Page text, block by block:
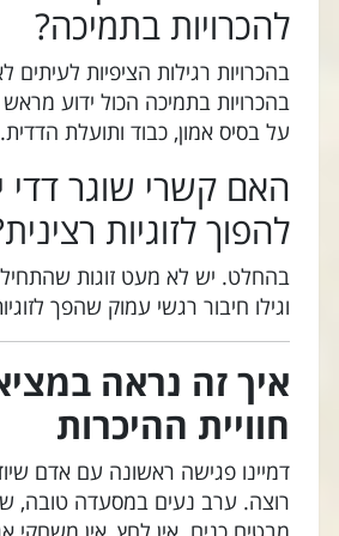
להכרויות בתמיכה?
בהכרויות רגילות הציפיות לעיתים
בהכרויות בתמיכה הכול ידוע
על בסיס אמון, כבוד ותועלת הדדית.
האם קשרי שוגר דדי
להפוך לזוגיות
בהחלט. יש לא מעט זוגות
וגילו חיבור רגשי עמוק שהפך
איך זה נראה
חוויית ההיכרות
דמיינו פגישה ראשונה עם אדם
רוצה. ערב נעים במסעדה טובה,